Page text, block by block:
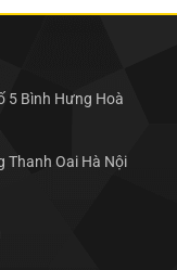
5 Bình Hưng Hoà
Thanh Oai Hà Nội